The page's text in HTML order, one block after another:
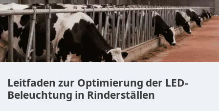
Leitfaden zur Optimierung der LED-
Beleuchtung in Rinderställen